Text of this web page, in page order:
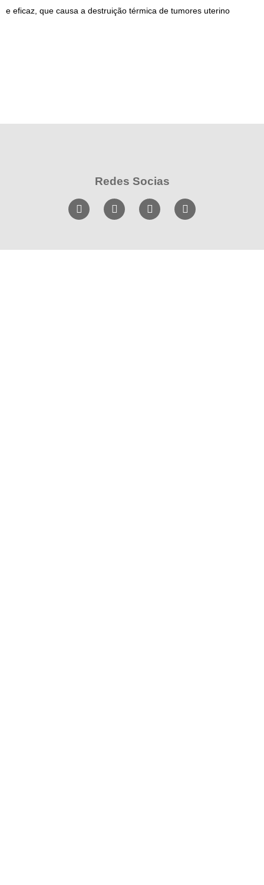
e eficaz, que causa a destruição térmica de tumores uterino
Redes Socias